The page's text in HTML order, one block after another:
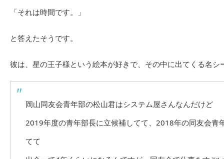
「それは時間です。」
と答えたそうです。
彼は、星の王子様という絵本が好きで、その中に出てくる名
岡山同友会青年部の松山君はシステム屋さんなんだけど
2019年度の青年部長に立候補してて、2018年の同友会青
てて